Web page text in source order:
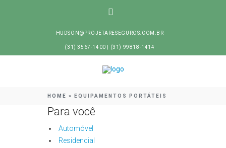
HUDSON@PROJETARESEGUROS.COM.BR
(31) 3567-1400 | (31) 99818-1414
HOME » EQUIPAMENTOS PORTÁTEIS
Para você
Automóvel
Residencial